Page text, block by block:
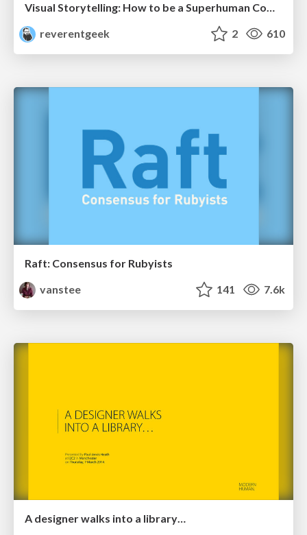
Visual Storytelling: How to be a Superhuman Communicator
reverentgeek
2 610
Raft: Consensus for Rubyists
vanstee
141 7.6k
A designer walks into a library…